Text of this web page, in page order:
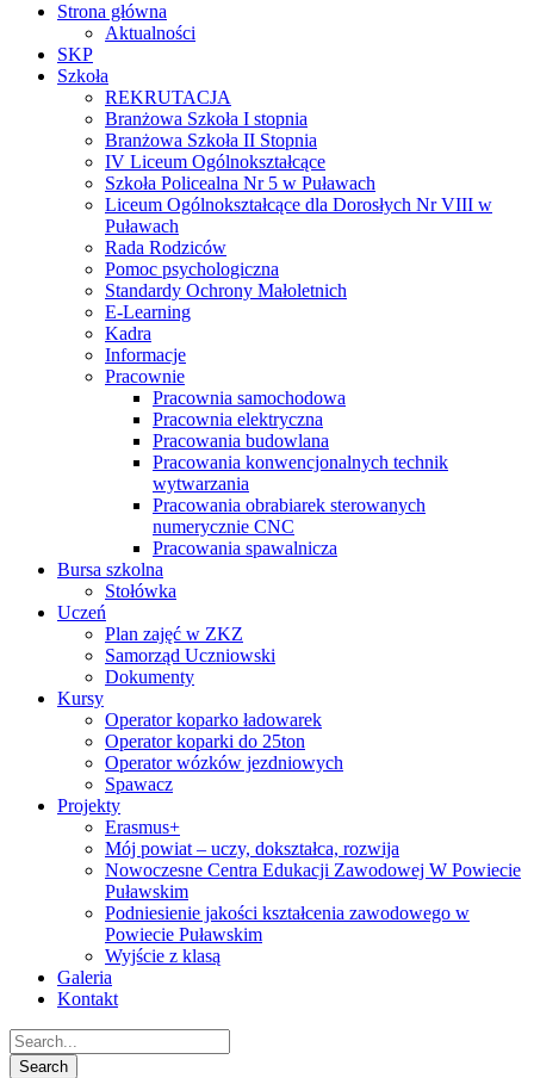
Strona główna
Aktualności
SKP
Szkoła
REKRUTACJA
Branżowa Szkoła I stopnia
Branżowa Szkoła II Stopnia
IV Liceum Ogólnokształcące
Szkoła Policealna Nr 5 w Puławach
Liceum Ogólnokształcące dla Dorosłych Nr VIII w
Puławach
Rada Rodziców
Pomoc psychologiczna
Standardy Ochrony Małoletnich
E-Learning
Kadra
Informacje
Pracownie
Pracownia samochodowa
Pracownia elektryczna
Pracowania budowlana
Pracowania konwencjonalnych technik
wytwarzania
Pracowania obrabiarek sterowanych
numerycznie CNC
Pracowania spawalnicza
Bursa szkolna
Stołówka
Uczeń
Plan zajęć w ZKZ
Samorząd Uczniowski
Dokumenty
Kursy
Operator koparko ładowarek
Operator koparki do 25ton
Operator wózków jezdniowych
Spawacz
Projekty
Erasmus+
Mój powiat – uczy, dokształca, rozwija
Nowoczesne Centra Edukacji Zawodowej W Powiecie
Puławskim
Podniesienie jakości kształcenia zawodowego w
Powiecie Puławskim
Wyjście z klasą
Galeria
Kontakt